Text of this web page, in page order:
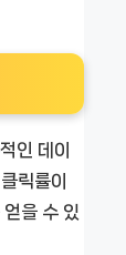
인 데이
릭률이
을 수 있